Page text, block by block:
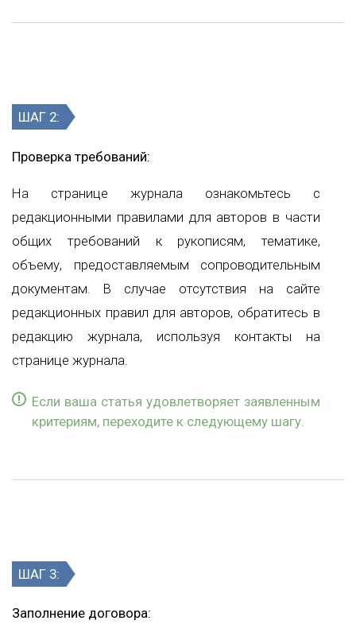
ШАГ 2:
Проверка требований:
На странице журнала ознакомьтесь с
редакционными правилами для авторов в части
общих требований к рукописям, тематике,
объему, предоставляемым сопроводительным
документам. В случае отсутствия на сайте
редакционных правил для авторов, обратитесь в
редакцию журнала, используя контакты на
странице журнала.
Если ваша статья удовлетворяет заявленным
критериям, переходите к следующему шагу.
ШАГ 3:
Заполнение договора: